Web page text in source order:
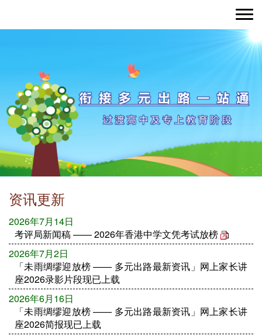
资讯更新
2026年7月14日
考评局新闻稿 —— 2026年香港中学文凭考试放榜
2026年7月2日
「未雨绸缪迎放榜 —— 多元出路最新资讯」网上家长讲
座2026录影片段现已上载
2026年6月16日
「未雨绸缪迎放榜 —— 多元出路最新资讯」网上家长讲
座2026简报现已上载